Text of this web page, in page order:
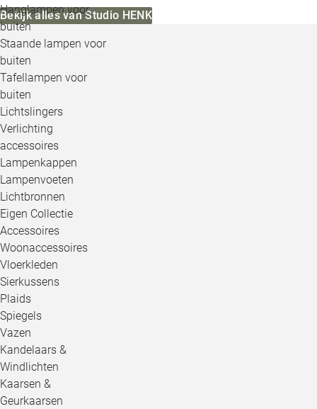
Hanglampen voor
buiten
Staande lampen voor
buiten
Tafellampen voor
buiten
Lichtslingers
Verlichting
accessoires
Lampenkappen
Lampenvoeten
Lichtbronnen
Eigen Collectie
Accessoires
Woonaccessoires
Vloerkleden
Sierkussens
Plaids
Spiegels
Vazen
Kandelaars &
Windlichten
Kaarsen &
Geurkaarsen
Bekijk alles van Studio HENK